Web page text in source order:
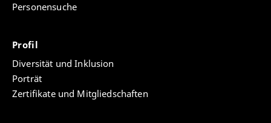
Personensuche
Profil
Diversität und Inklusion
Porträt
Zertifikate und Mitgliedschaften